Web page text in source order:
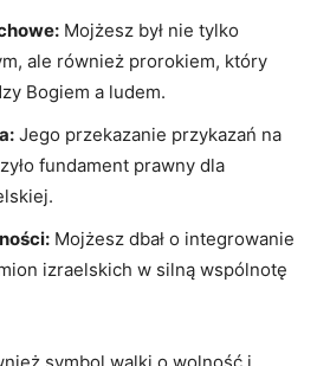
Mojżesz był nie tylko⁢
ale również prorokiem, ‌który‌
Bogiem a ludem.
Jego‌ przekazanie przykazań na
fundament prawny dla
Mojżesz dbał o integrowanie
izraelskich w silną wspólnotę⁣